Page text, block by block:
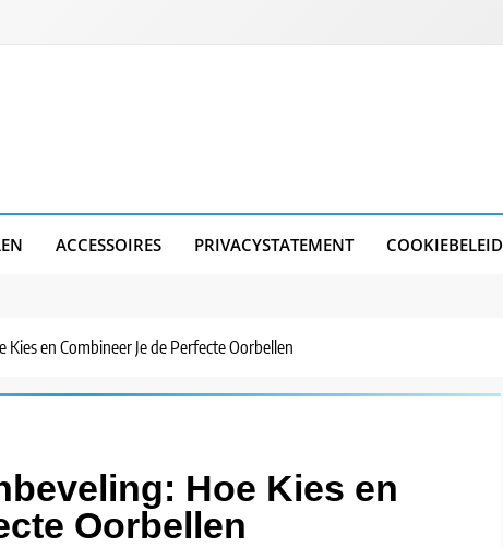
ACCESSOIRES PRIVACYSTATEMENT COOKIEBELEID
en Combineer Je de Perfecte Oorbellen
Hoe Kies en
Oorbellen